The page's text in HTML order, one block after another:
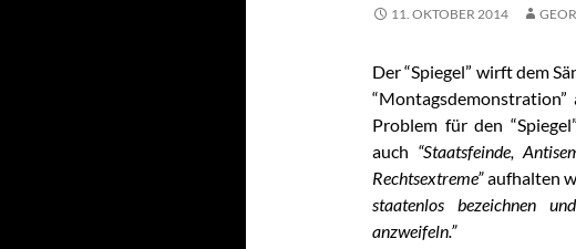
11. OKTOBER 2014
Der “Spiegel” wirft dem
Problem für den
auch “Staatsfeinde,
Rechtsextreme”aufhalten
staatenlos bezeichnen
anzweifeln.”